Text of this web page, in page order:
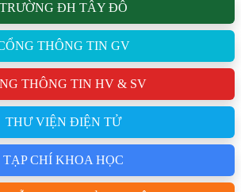
TRƯỜNG ĐH TÂY ĐÔ
THÔNG TIN GV
THÔNG TIN HV & SV
THƯ VIỆN ĐIỆN TỬ
TẠP CHÍ KHOA HỌC